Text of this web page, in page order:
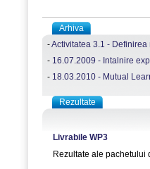
Arhiva
-Activitatea 3.1 -
- 16.07.2009 - Intalnire
- 18.03.2010 - Mutual
Rezultate
Livrabile WP3
Rezultate ale pachetului